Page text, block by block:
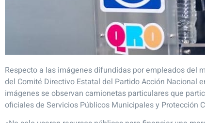
Respecto a las imágenes difundidas por empleados del
del Comité Directivo Estatal del Partido Acción Nacional
imágenes se observan camionetas particulares que
oficiales de Servicios Públicos Municipales y Protección